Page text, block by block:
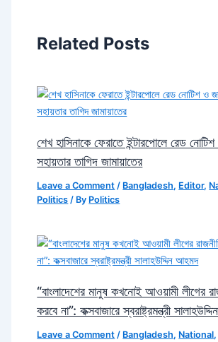
Related Posts
শেখ হাসিনাকে ফেরাতে ইন্টারপোলে রেড
সহায়তার তাগিদ জামায়াতের
Leave a Comment / Bangladesh, Editor,
Politics / By Politics
“বাংলাদেশের মানুষ কখনোই আওয়ামী লীগের
করবে না”: কক্সবাজারে স্বরাষ্ট্রমন্ত্রী
Leave a Comment / Bangladesh, National,